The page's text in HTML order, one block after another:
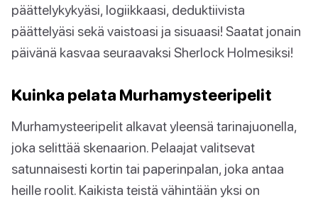
päättelykykyäsi, logiikkaasi, deduktiivista
päättelyäsi sekä vaistoasi ja sisuaasi! Saatat jonain
päivänä kasvaa seuraavaksi Sherlock Holmesiksi!
Kuinka pelata Murhamysteeripelit
Murhamysteeripelit alkavat yleensä tarinajuonella,
joka selittää skenaarion. Pelaajat valitsevat
satunnaisesti kortin tai paperinpalan, joka antaa
heille roolit. Kaikista teistä vähintään yksi on